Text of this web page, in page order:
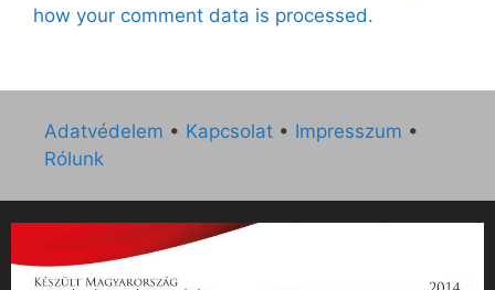
how your comment data is processed.
Adatvédelem • Kapcsolat • Impresszum •
Rólunk